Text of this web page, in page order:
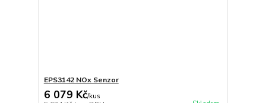
EPS3142 NOx Senzor
6 079 Kč/kus